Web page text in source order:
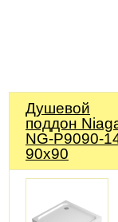
Душевой
поддон
NG-P9090-
90x90